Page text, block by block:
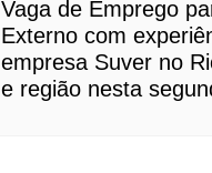
Vaga de Emprego
Externo com
empresa Suver no
e região nesta